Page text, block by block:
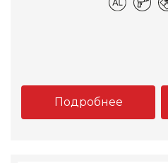
Подробнее